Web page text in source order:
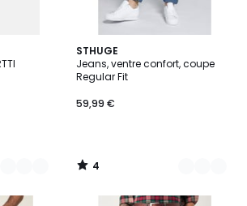
STHUGE
Jeans, ventre confort, coupe
Regular Fit
59,99 €
4
/
5
2
Couleurs
4
/